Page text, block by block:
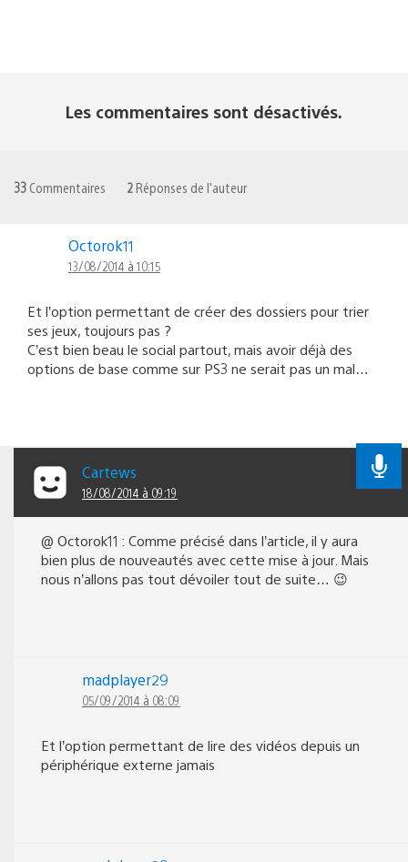
Les commentaires sont désactivés.
33 Commentaires 2 Réponses de l'auteur
Octorok11
13/08/2014 à 10:15
Et l’option permettant de créer des dossiers pour trier
ses jeux, toujours pas ?
C’est bien beau le social partout, mais avoir déjà des
options de base comme sur PS3 ne serait pas un mal…
Cartews
18/08/2014 à 09:19
@ Octorok11 : Comme précisé dans l’article, il y aura
bien plus de nouveautés avec cette mise à jour. Mais
nous n’allons pas tout dévoiler tout de suite… 😉
madplayer29
05/09/2014 à 08:09
Et l’option permettant de lire des vidéos depuis un
périphérique externe jamais